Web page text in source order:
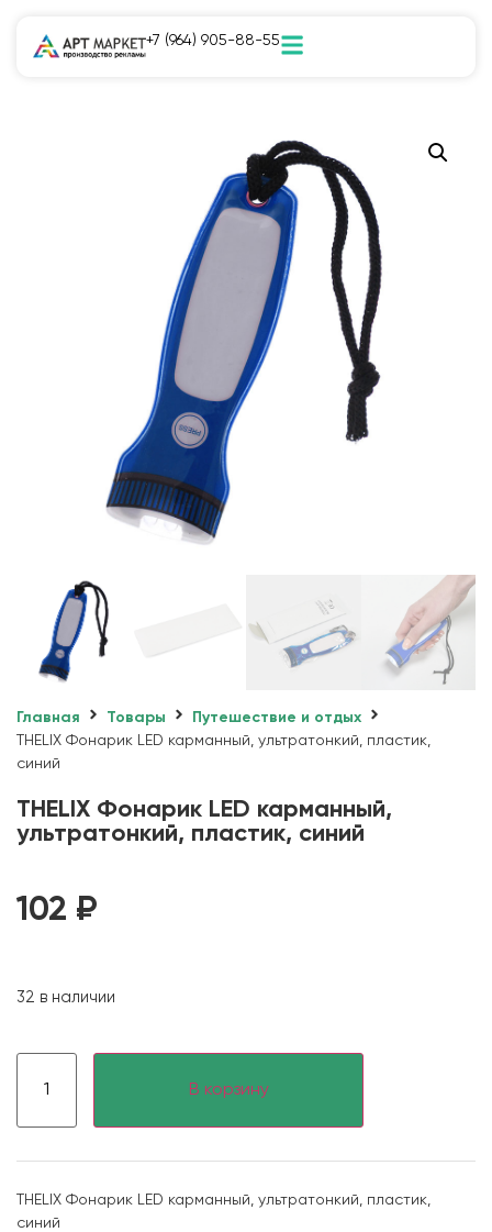
+7 (964) 905-88-55
Главная Товары
Путешествие и отдых
THELIX Фонарик LED карманный, ультратонкий, пластик,
синий
THELIX Фонарик LED карманный,
ультратонкий, пластик, синий
102 ₽
32 в наличии
В корзину
THELIX Фонарик LED карманный, ультратонкий, пластик,
синий